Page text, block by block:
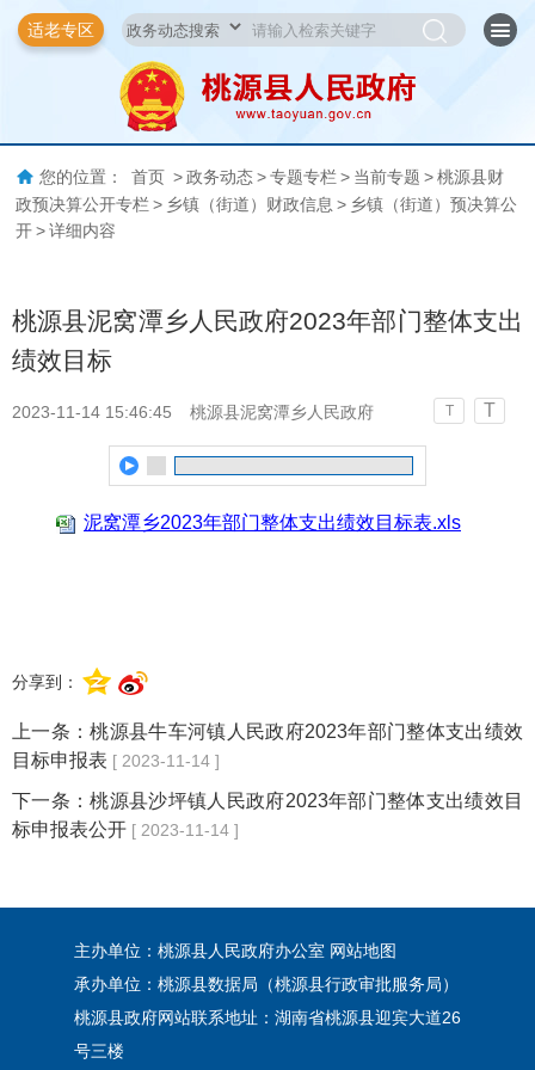
适老专区
您的位置： 首页 > 政务动态 > 专题专栏 > 当前专题 > 桃源县财
政预决算公开专栏 > 乡镇（街道）财政信息 > 乡镇（街道）预决算公
开 > 详细内容
桃源县泥窝潭乡人民政府2023年部门整体支出
绩效目标
2023-11-14 15:46:45 桃源县泥窝潭乡人民政府 T T
泥窝潭乡2023年部门整体支出绩效目标表.xls
分享到：
上一条：桃源县牛车河镇人民政府2023年部门整体支出绩效
目标申报表 [ 2023-11-14 ]
下一条：桃源县沙坪镇人民政府2023年部门整体支出绩效目
标申报表公开 [ 2023-11-14 ]
主办单位：桃源县人民政府办公室 网站地图
承办单位：桃源县数据局（桃源县行政审批服务局）
桃源县政府网站联系地址：湖南省桃源县迎宾大道26
号三楼